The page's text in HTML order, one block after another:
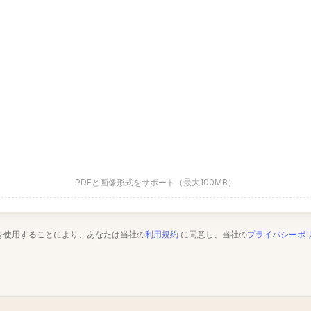
PDFと画像形式をサポート（最大100MB）
使用することにより、あなたは当社の利用規約 に同意し、当社のプライバシーポ